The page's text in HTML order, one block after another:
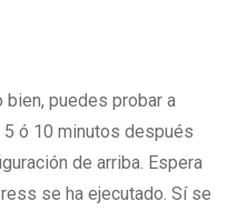
bien, puedes probar a
ó 10 minutos después
de arriba. Espera
se ha ejecutado. Sí se